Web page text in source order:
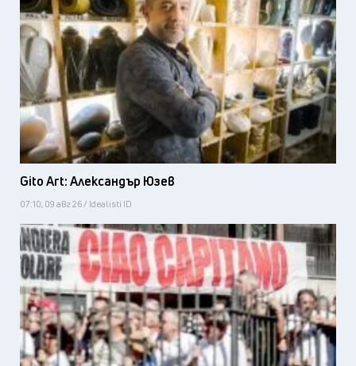
Gito Art: Александър Юзев
07:10, 09 авг 26 / Idealisti ID